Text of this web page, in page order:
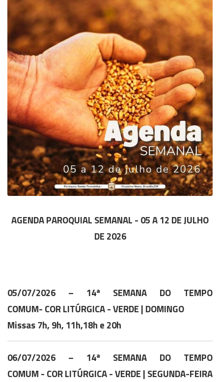
AGENDA PAROQUIAL SEMANAL - 05 A 12 DE JULHO
DE 2026
05/07/2026 – 14ª SEMANA DO TEMPO
COMUM- COR LITÚRGICA - VERDE | DOMINGO
Missas 7h, 9h, 11h,18h e 20h
06/07/2026 – 14ª SEMANA DO TEMPO
COMUM - COR LITÚRGICA - VERDE | SEGUNDA-FEIRA